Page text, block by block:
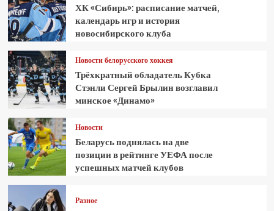
ХК «Сибирь»: расписание матчей,
календарь игр и история
новосибирского клуба
Новости белорусского хоккея
Трёхкратный обладатель Кубка
Стэнли Сергей Брылин возглавил
минское «Динамо»
Новости
Беларусь поднялась на две
позиции в рейтинге УЕФА после
успешных матчей клубов
Разное